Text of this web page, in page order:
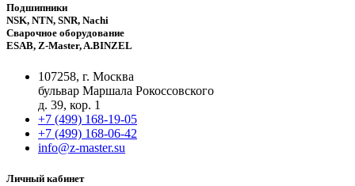
Подшипники
NSK, NTN, SNR, Nachi
Сварочное оборудование
ESAB, Z-Master, A.BINZEL
107258, г. Москва
бульвар Маршала Рокоссовского
д. 39, кор. 1
+7 (499) 168-19-05
+7 (499) 168-06-42
info@z-master.su
Личный кабинет